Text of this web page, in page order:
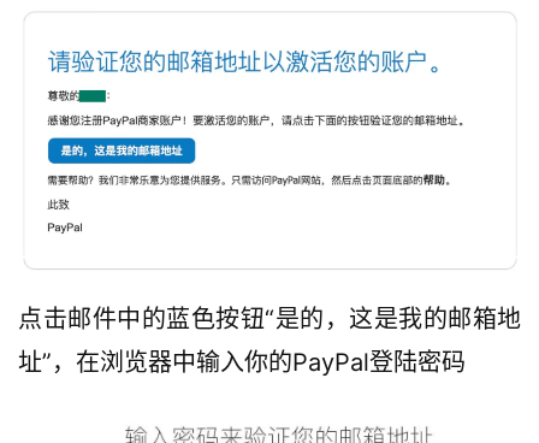
点击邮件中的蓝色按钮“是的，这是我的邮箱地
址”，在浏览器中输入你的PayPal登陆密码